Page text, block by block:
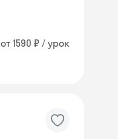
от 1590 ₽ / урок